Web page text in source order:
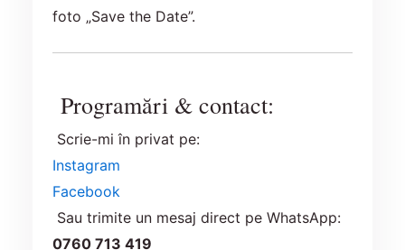
foto „Save the Date”.
Programări & contact:
Scrie-mi în privat pe:
Instagram
Facebook
Sau trimite un mesaj direct pe WhatsApp:
0760 713 419